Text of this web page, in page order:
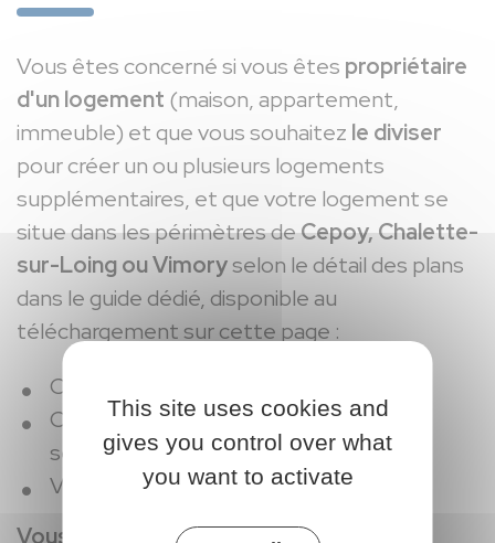
Vous êtes concerné si vous êtes propriétaire
d'un logement (maison, appartement,
immeuble) et que vous souhaitez le diviser
pour créer un ou plusieurs logements
supplémentaires, et que votre logement se
situe dans les périmètres deCepoy, Chalette-
sur-Loing ou Vimoryselon le détail des plans
dans le guide dédié, disponible au
téléchargement sur cette page :
Cepoy : centre-bourg,
Chalette-sur-Loing : centre-bourg,
secteur Leclerc, secteur des Vésines,
Vimory : secteur centre-bourg.
Vous avez l’obligationde demander
This site uses cookies and
gives you control over what
you want to activate